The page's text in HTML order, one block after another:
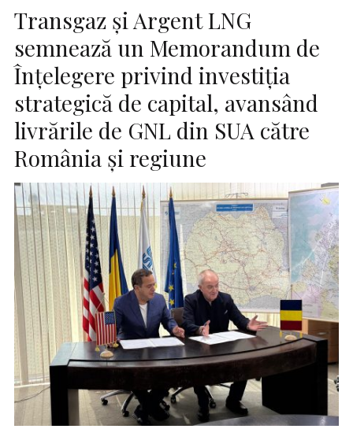
Transgaz și Argent LNG
semnează un Memorandum de
Înțelegere privind investiția
strategică de capital, avansând
livrările de GNL din SUA către
România și regiune